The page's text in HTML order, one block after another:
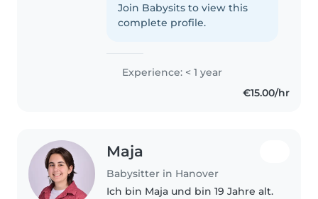
eine sehr freundliche, geduldige
und verantwortungsbewusste
Join Babysits to view this
complete profile.
Experience: < 1 year
€15.00/hr
Maja
Babysitter in Hanover
Ich bin Maja und bin 19 Jahre alt.